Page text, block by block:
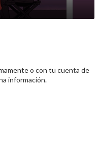
o con tu cuenta de
información.